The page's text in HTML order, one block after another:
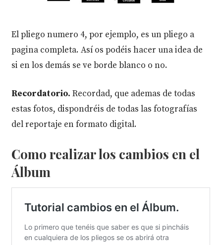
El pliego numero 4, por ejemplo, es un pliego a
pagina completa. Así os podéis hacer una idea de
si en los demás se ve borde blanco o no.
Recordatorio.Recordad, que ademas de todas
estas fotos, dispondréis de todas las fotografías
del reportaje en formato digital.
Como realizar los cambios en el
Álbum